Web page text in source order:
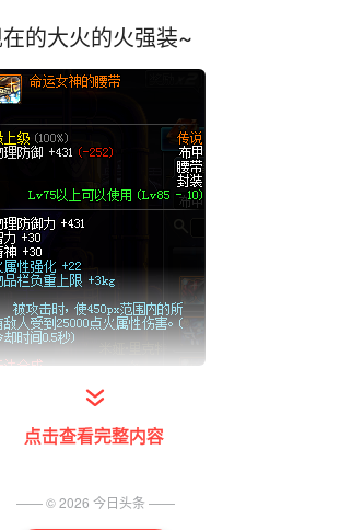
的大火的火强装~
因为是布甲，不加力量，而同个
的板甲火强装所以用这个的人很
点击查看完整内容
—— ©2026 今日头条 ——